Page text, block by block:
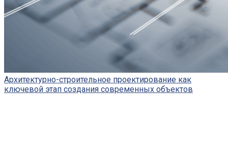
Архитектурно-строительное проектирование как
ключевой этап создания современных объектов